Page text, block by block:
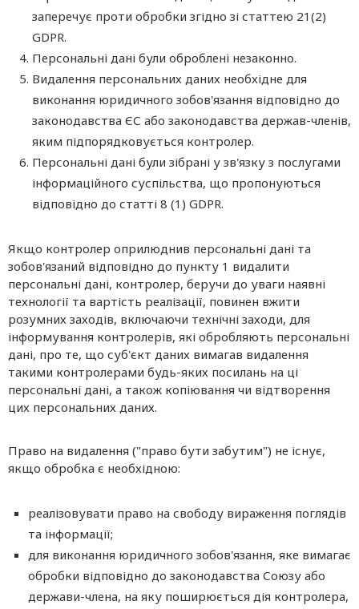
заперечує проти обробки згідно зі статтею 21(2)
GDPR.
Персональні дані були оброблені незаконно.
Видалення персональних даних необхідне для
виконання юридичного зобов'язання відповідно до
законодавства ЄС або законодавства держав-членів,
яким підпорядковується контролер.
Персональні дані були зібрані у зв'язку з послугами
інформаційного суспільства, що пропонуються
відповідно до статті 8 (1) GDPR.
Якщо контролер оприлюднив персональні дані та
зобов'язаний відповідно до пункту 1 видалити
персональні дані, контролер, беручи до уваги наявні
технології та вартість реалізації, повинен вжити
розумних заходів, включаючи технічні заходи, для
інформування контролерів, які обробляють персональні
дані, про те, що суб'єкт даних вимагав видалення
такими контролерами будь-яких посилань на ці
персональні дані, а також копіювання чи відтворення
цих персональних даних.
Право на видалення ("право бути забутим") не існує,
якщо обробка є необхідною:
реалізовувати право на свободу вираження поглядів
та інформації;
для виконання юридичного зобов'язання, яке вимагає
обробки відповідно до законодавства Союзу або
держави-члена, на яку поширюється дія контролера,